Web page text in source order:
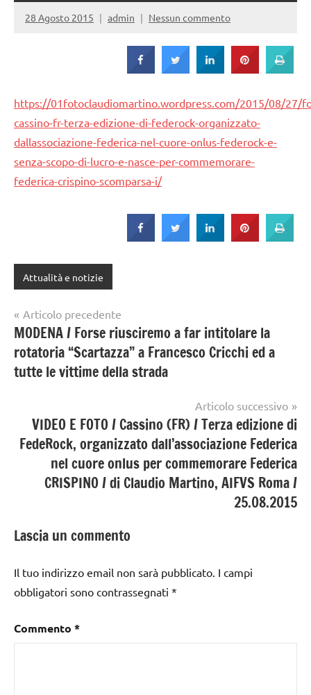
28 Agosto 2015 admin Nessun commento
https://01fotoclaudiomartino.wordpress.com/2015/08/27/
cassino-fr-terza-edizione-di-federock-organizzato-
dallassociazione-federica-nel-cuore-onlus-federock-e-
senza-scopo-di-lucro-e-nasce-per-commemorare-
federica-crispino-scomparsa-i/
Attualità e notizie
Navigazione
articoli
Articolo precedente
MODENA / Forse riusciremo a far intitolare la
rotatoria “Scartazza” a Francesco Cricchi ed a
tutte le vittime della strada
Articolo successivo
VIDEO E FOTO / Cassino (FR) / Terza edizione di
FedeRock, organizzato dall’associazione Federica
nel cuore onlus per commemorare Federica
CRISPINO / di Claudio Martino, AIFVS Roma /
25.08.2015
Lascia un commento
Il tuo indirizzo email non sarà pubblicato. I campi
obbligatori sono contrassegnati *
Commento *